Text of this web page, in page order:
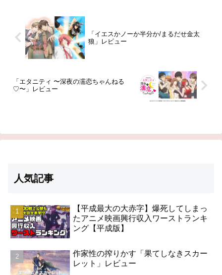
「イエスかノーか半分か/まるだせ金太
狼」レビュー
「エタニティ 〜深夜の濡恋ちゃんねる
♡〜」レビュー
人気記事
【平成最大の大赤字】爆死してしまっ
たアニメ映画興行収入ワーストランキ
ング【平成版】
作家性の搾りかす「果てしなきスカー
レット」レビュー